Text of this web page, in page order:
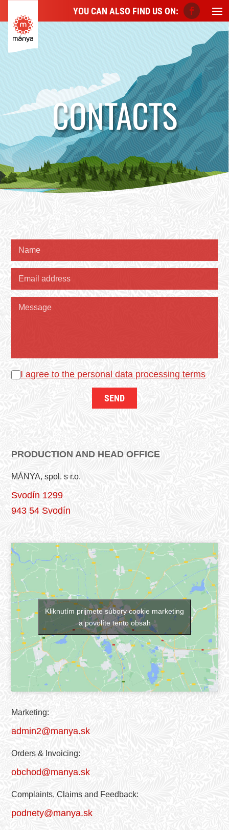
YOU CAN ALSO FIND US ON:
CONTACTS
I agree to the personal data processing terms
PRODUCTION AND HEAD OFFICE
MÁNYA, spol. s r.o.
Svodín 1299
943 54 Svodín
Kliknutím prijmete súbory cookie marketing
a povolíte tento obsah
Marketing:
admin2@manya.sk
Orders & Invoicing:
obchod@manya.sk
Complaints, Claims and Feedback:
podnety@manya.sk